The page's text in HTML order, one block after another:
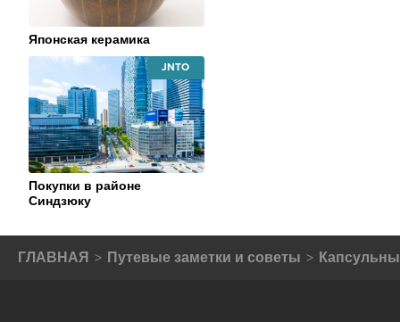
Японская керамика
Покупки в районе
Синдзюку
JAPAN
NATIONAL
TOURISM
ORGANIZATION
ГЛАВНАЯ Путевые заметки и советы